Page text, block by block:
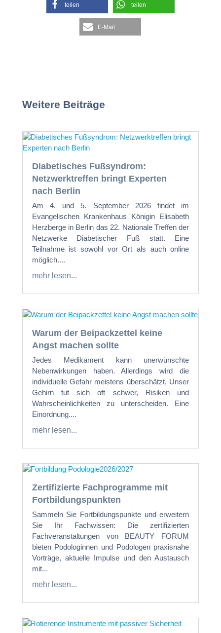
teilen teilen
E-Mail
Weitere Beiträge
Diabetisches Fußsyndrom:
Netzwerktreffen bringt Experten
nach Berlin
Am 4. und 5. September 2026 findet im
Evangelischen Krankenhaus Königin Elisabeth
Herzberge in Berlin das 22. Nationale Treffen der
Netzwerke Diabetischer Fuß statt. Eine
Teilnahme ist sowohl vor Ort als auch online
möglich....
mehr lesen...
Warum der Beipackzettel keine
Angst machen sollte
Jedes Medikament kann unerwünschte
Nebenwirkungen haben. Allerdings wird die
individuelle Gefahr meistens überschätzt. Unser
Gehirn tut sich oft schwer, Risiken und
Wahrscheinlichkeiten zu unterscheiden. Eine
Einordnung....
mehr lesen...
Zertifizierte Fachprogramme mit
Fortbildungspunkten
Sammeln Sie Fortbildungspunkte und erweitern
Sie Ihr Fachwissen: Die zertifizierten
Fachveranstaltungen von BEAUTY FORUM
bieten Podologinnen und Podologen praxisnahe
Vorträge, aktuelle Impulse und den Austausch
mit...
mehr lesen...